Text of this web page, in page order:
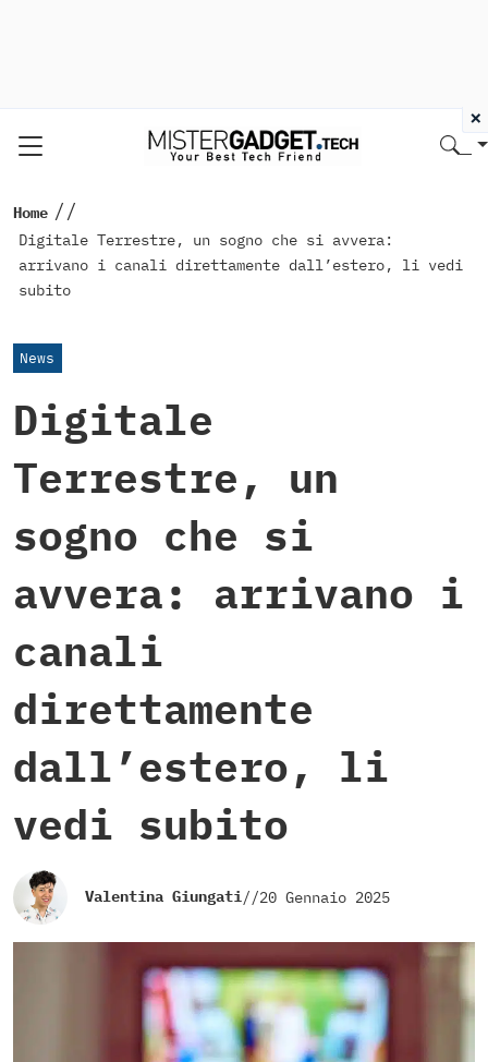
Home //
Digitale Terrestre, un sogno che si avvera:
arrivano i canali direttamente dall’estero, li vedi
subito
News
Digitale
Terrestre, un
sogno che si
avvera: arrivano i
canali
direttamente
dall’estero, li
vedi subito
Valentina Giungati//20 Gennaio 2025
×